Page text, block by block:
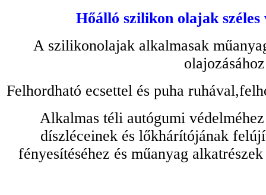
Hőálló szilikon olajak
A szilikonolajak alkalmasak
Felhordható ecsettel és puha
Alkalmas téli autógumi
díszléceinek és lőkhárítójának
fényesítéséhez és műanyag